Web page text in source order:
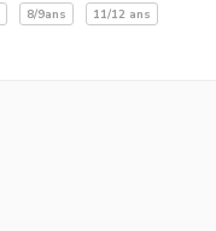
8/9ans 11/12 ans